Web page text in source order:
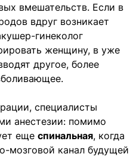
вмешательств. Если в
вдруг возникает
гинеколог
женщину, в уже
другое, более
специалисты
анестезии: помимо
еще спинальная, когда
мозговой канал будущей